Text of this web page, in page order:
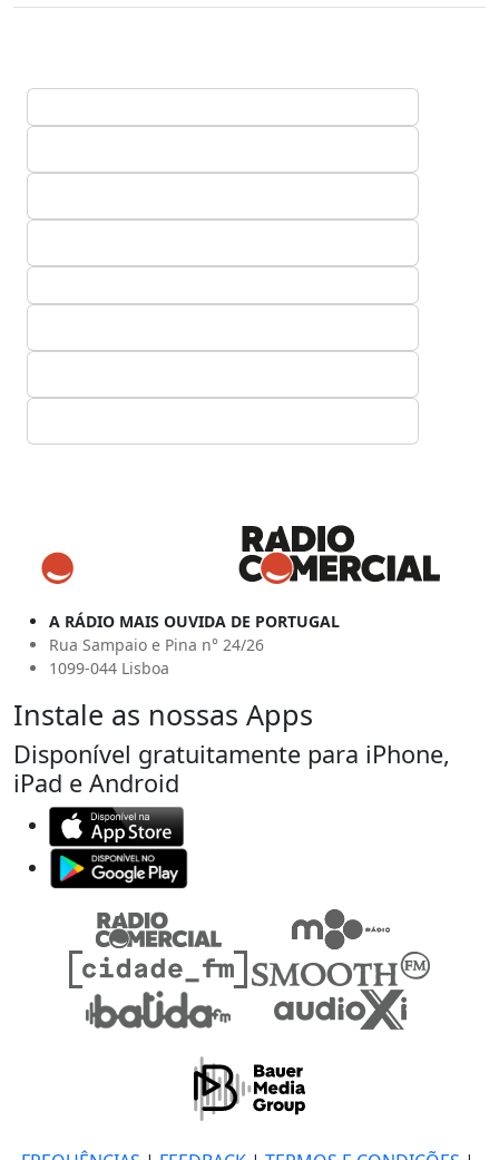
A RÁDIO MAIS OUVIDA DE PORTUGAL
Rua Sampaio e Pina n° 24/26
1099-044 Lisboa
Instale as nossas Apps
Disponível gratuitamente para iPhone,
iPad e Android